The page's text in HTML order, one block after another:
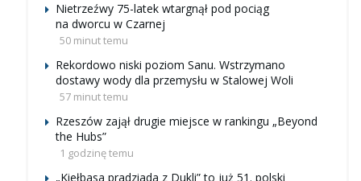
Nietrzeźwy 75-latek wtargnął pod pociąg
na dworcu w Czarnej
50 minut temu
Rekordowo niski poziom Sanu. Wstrzymano
dostawy wody dla przemysłu w Stalowej Woli
57 minut temu
Rzeszów zajął drugie miejsce w rankingu „Beyond
the Hubs”
1 godzinę temu
„Kiełbasa pradziada z Dukli” to już 51. polski